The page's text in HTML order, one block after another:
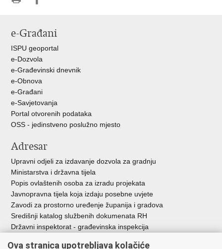
FacebookuTwitteru
e-Građani
ISPU geoportal
e-Dozvola
e-Građevinski dnevnik
e-Obnova
e-Građani
e-Savjetovanja
Portal otvorenih podataka
OSS - jedinstveno poslužno mjesto
Adresar
Upravni odjeli za izdavanje dozvola za gradnju
Ministarstva i državna tijela
Popis ovlaštenih osoba za izradu projekata
Javnopravna tijela koja izdaju posebne uvjete
Zavodi za prostorno uređenje županija i gradova
Središnji katalog službenih dokumenata RH
Državni inspektorat - građevinska inspekcija
Ova stranica upotrebljava kolačiće